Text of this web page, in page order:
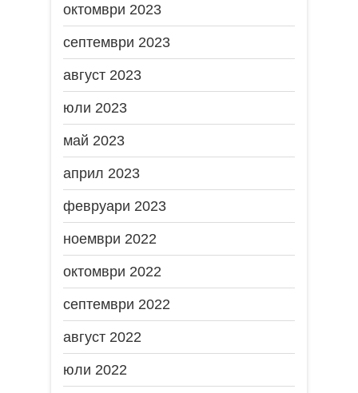
октомври 2023
септември 2023
август 2023
юли 2023
май 2023
април 2023
февруари 2023
ноември 2022
октомври 2022
септември 2022
август 2022
юли 2022